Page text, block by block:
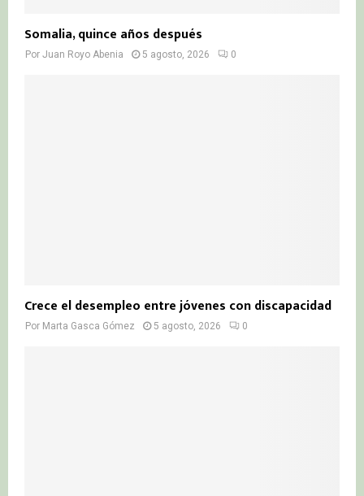
Somalia, quince años después
Por Juan Royo Abenia 5 agosto, 2026 0
Crece el desempleo entre jóvenes con discapacidad
Por Marta Gasca Gómez 5 agosto, 2026 0